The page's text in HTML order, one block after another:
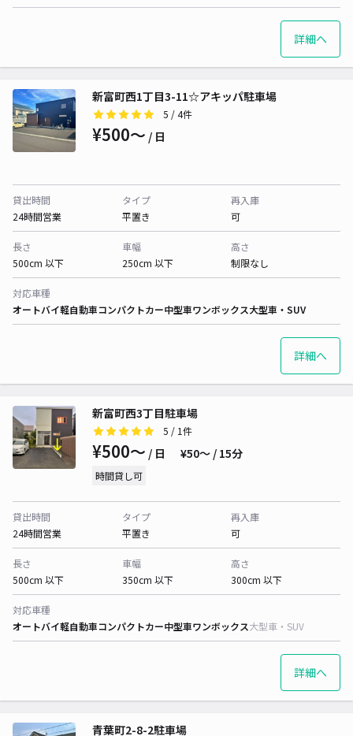
詳細へ
新富町西1丁目3-11☆アキッパ駐車場
5 / 4件
¥500〜 / 日
貸出時間
24時間営業
タイプ
平置き
再入庫
可
長さ
500cm 以下
車幅
250cm 以下
高さ
制限なし
対応車種
オートバイ軽自動車コンパクトカー中型車ワンボックス大型車・SUV
詳細へ
新富町西3丁目駐車場
5 / 1件
¥500〜 / 日 ¥50〜 / 15分
時間貸し可
貸出時間
24時間営業
タイプ
平置き
再入庫
可
長さ
500cm 以下
車幅
350cm 以下
高さ
300cm 以下
対応車種
オートバイ軽自動車コンパクトカー中型車ワンボックス大型車・SUV
詳細へ
青葉町2-8-2駐車場